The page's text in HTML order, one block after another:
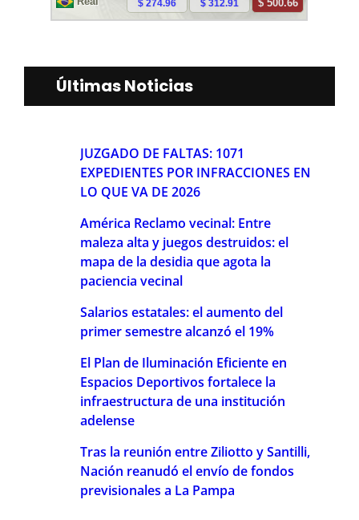
Últimas Noticias
JUZGADO DE FALTAS: 1071
EXPEDIENTES POR INFRACCIONES EN
LO QUE VA DE 2026
América Reclamo vecinal: Entre
maleza alta y juegos destruidos: el
mapa de la desidia que agota la
paciencia vecinal
Salarios estatales: el aumento del
primer semestre alcanzó el 19%
El Plan de Iluminación Eficiente en
Espacios Deportivos fortalece la
infraestructura de una institución
adelense
Tras la reunión entre Ziliotto y Santilli,
Nación reanudó el envío de fondos
previsionales a La Pampa